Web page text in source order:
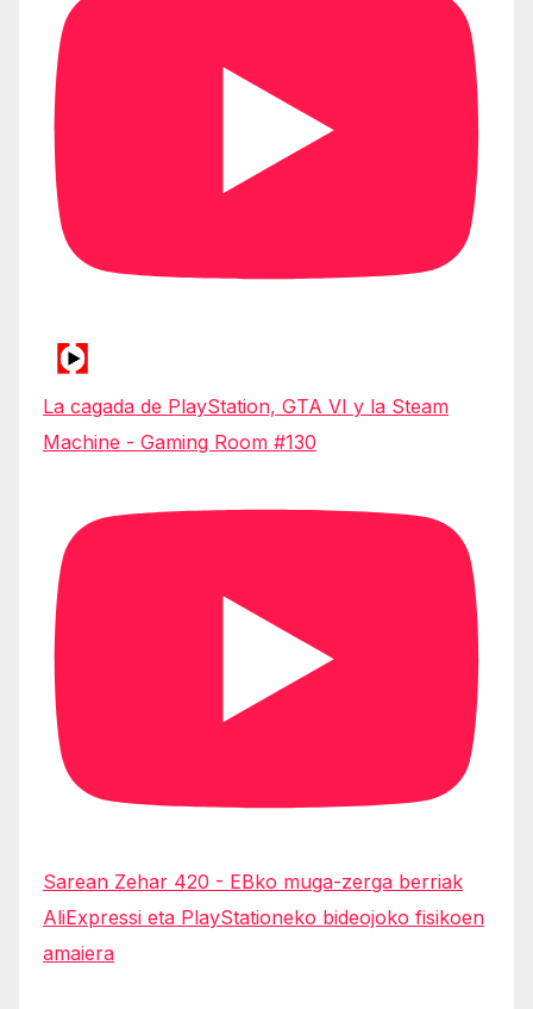
La cagada de PlayStation, GTA VI y la Steam
Machine - Gaming Room #130
Sarean Zehar 420 - EBko muga-zerga berriak
AliExpressi eta PlayStationeko bideojoko fisikoen
amaiera